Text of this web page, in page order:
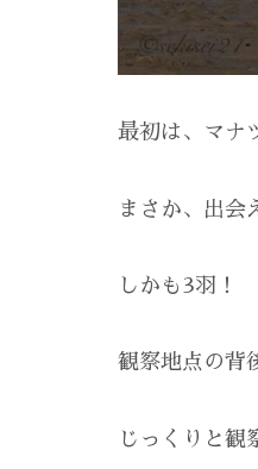
最初は、マナ
まさか、出会
しかも3羽！
観察地点の背
じっくりと観